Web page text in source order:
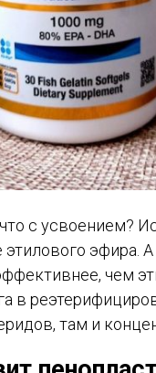
с усвоением?
эфира.
чем
в
там и